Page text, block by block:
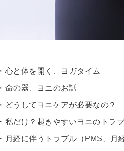
・心と体を開く、ヨガタイム
・命の器、ヨニのお話
・どうしてヨニケアが必要なの？
・私だけ？起きやすいヨニのトラ
・月経に伴うトラブル（PMS、月